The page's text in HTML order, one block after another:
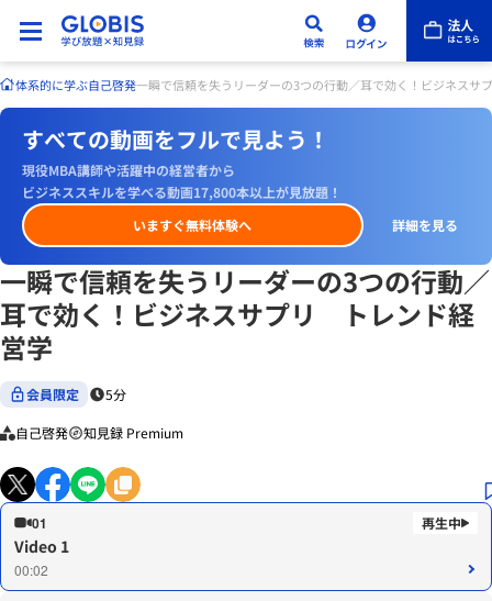
体系的に学ぶ自己啓発一瞬で信頼を失うリーダーの3つの行動／耳で効く！ビジネス
すべての動画をフルで見よう！
現役MBA講師や活躍中の経営者から
ビジネススキルを学べる動画17,800本以上が見放題！
いますぐ無料体験へ
詳細を見る
一瞬で信頼を失うリーダーの3つの行動／
耳で効く！ビジネスサプリ トレンド経
営学
会員限定 5分
自己啓発 知見録 Premium
01
Video 1
00:02